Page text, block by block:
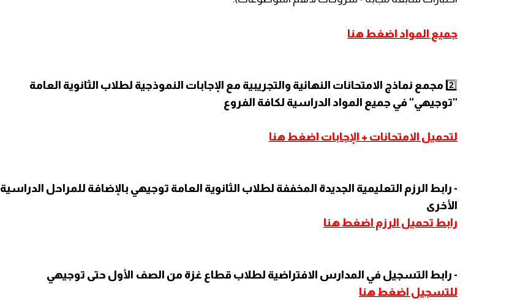
جميع المواد اضغط هنا
2️⃣ مجمع نماذج الامتحانات النهائية والتجريبية مع الإجابات النموذجية لطلاب الثانوية العامة
"توجيهي" في جميع المواد الدراسية لكافة الفروع
لتحميل الامتحانات + الإجابات اضغط هنا
- رابط الرزم التعليمية الجديدة المخففة لطلاب الثانوية العامة توجيهي بالإضافة للمراحل الدراسية
الأخرى
رابط تحميل الرزم اضغط هنا
- رابط التسجيل في المدارس الافتراضية لطلاب قطاع غزة من الصف الأول حتى توجيهي
للتسجيل اضغط هنا